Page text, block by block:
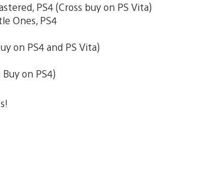
PS4 (Cross buy on PS Vita)
Ones, PS4
on PS4 and PS Vita)
on PS4)